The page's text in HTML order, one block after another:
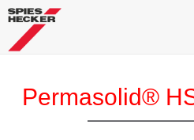
Permasolid®